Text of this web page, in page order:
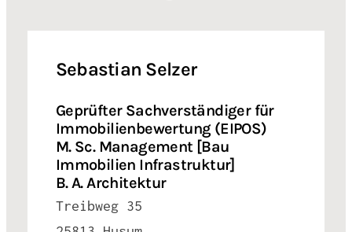
Sebastian Selzer
Geprüfter Sachverständiger für
Immobilienbewertung (EIPOS)
M. Sc. Management [Bau
Immobilien Infrastruktur]
B. A. Architektur
Treibweg 35